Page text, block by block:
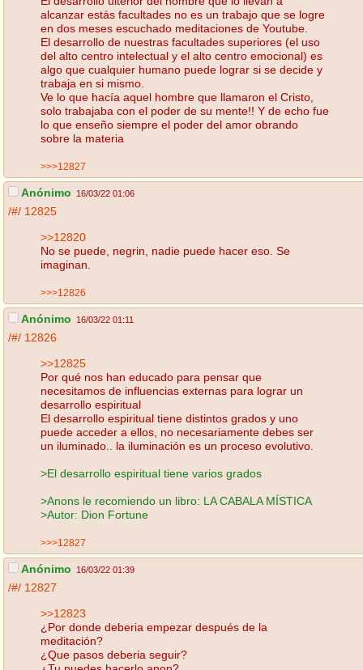
alcanzar estás facultades no es un trabajo que se logre
en dos meses escuchado meditaciones de Youtube.
El desarrollo de nuestras facultades superiores (el uso
del alto centro intelectual y el alto centro emocional) es
algo que cualquier humano puede lograr si se decide y
trabaja en si mismo.
Ve lo que hacía aquel hombre que llamaron el Cristo,
solo trabajaba con el poder de su mente!! Y de echo fue
lo que enseño siempre el poder del amor obrando
sobre la materia
>>>12827
Anónimo 16/03/22 01:06
/#/ 12825
>>12820
No se puede, negrin, nadie puede hacer eso. Se
imaginan.
>>>12826
Anónimo 16/03/22 01:11
/#/ 12826
>>12825
Por qué nos han educado para pensar que
necesitamos de influencias externas para lograr un
desarrollo espiritual
El desarrollo espiritual tiene distintos grados y uno
puede acceder a ellos, no necesariamente debes ser
un iluminado.. la iluminación es un proceso evolutivo.
>El desarrollo espiritual tiene varios grados
>Anons le recomiendo un libro: LA CABALA MÍSTICA
>Autor: Dion Fortune
>>>12827
Anónimo 16/03/22 01:39
/#/ 12827
>>12823
¿Por donde deberia empezar después de la
meditación?
¿Que pasos deberia seguir?